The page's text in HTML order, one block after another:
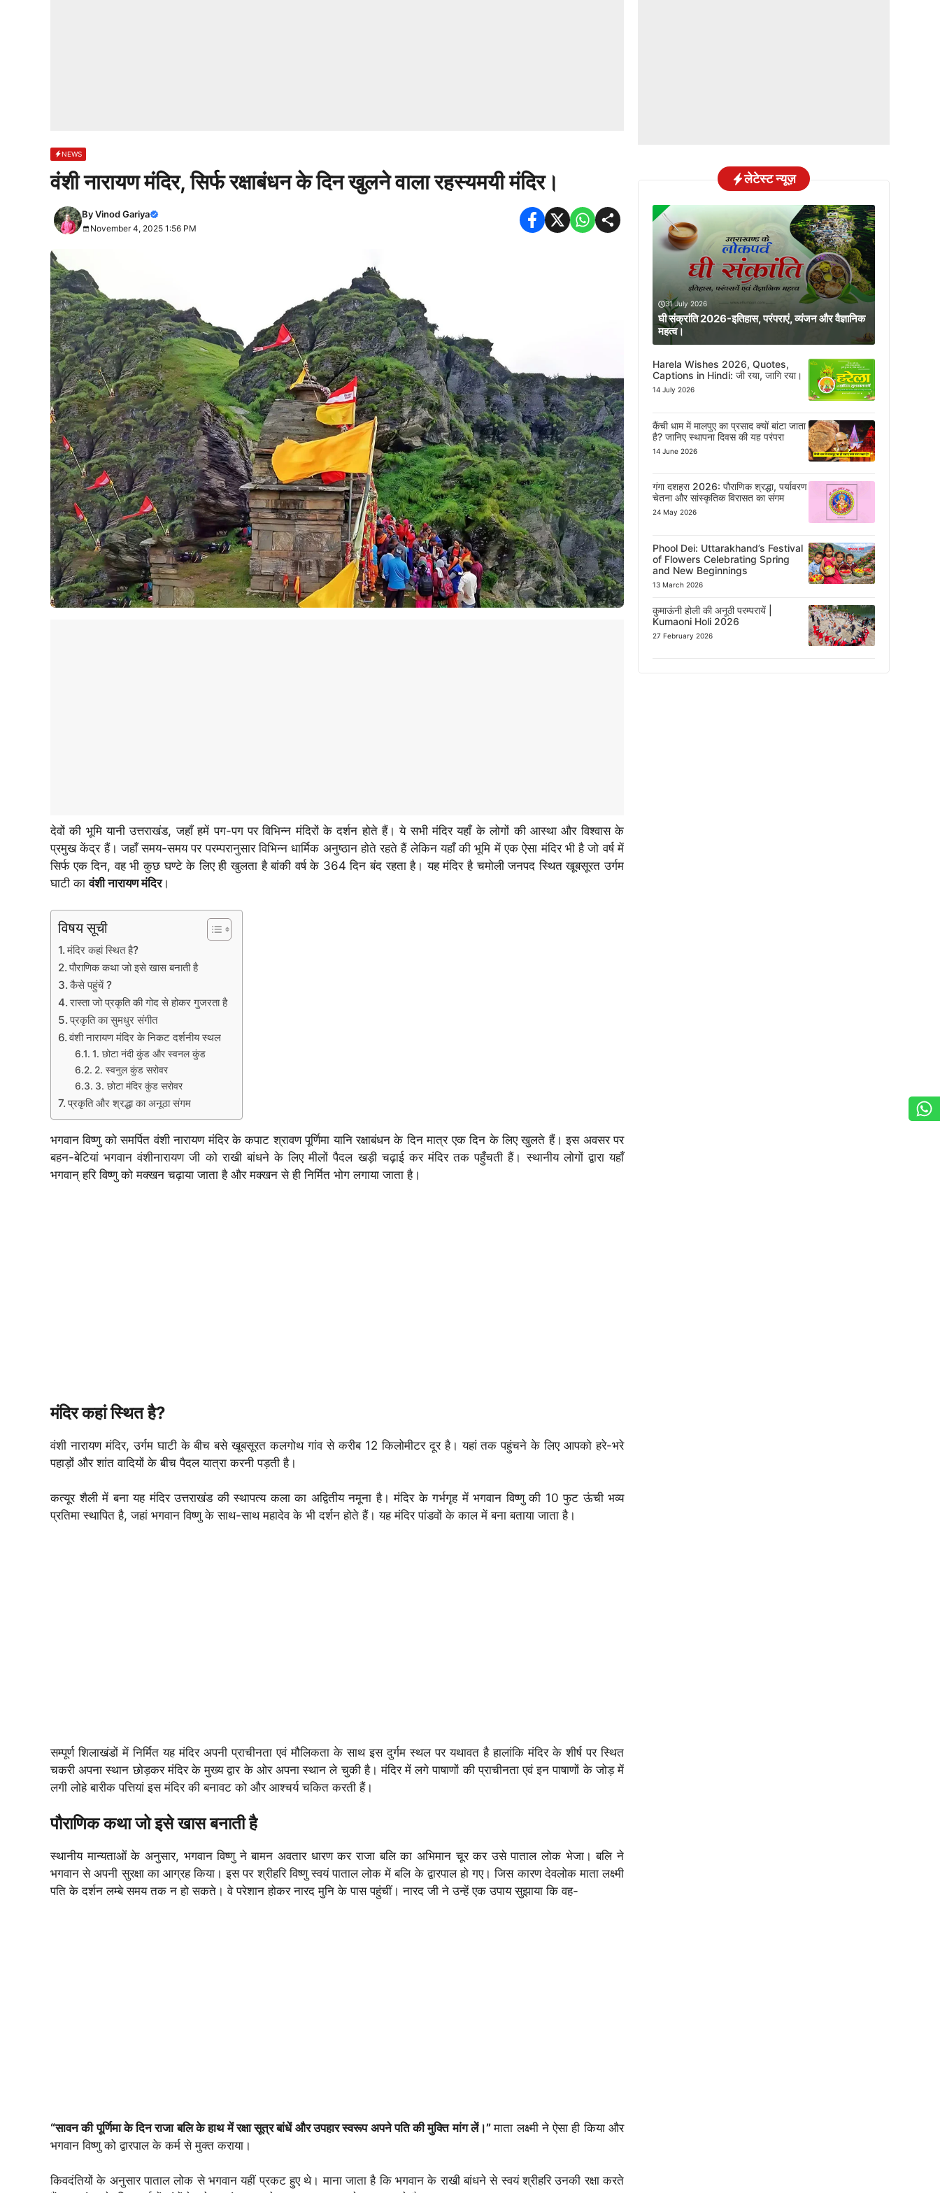
NEWS
वंशी नारायण मंदिर, सिर्फ रक्षाबंधन के दिन खुलने वाला रहस्यमयी मंदिर।
ByVinod Gariya
November 4, 2025 1:56 PM
देवों की भूमि यानी उत्तराखंड, जहाँ हमें पग-पग पर विभिन्न मंदिरों के दर्शन होते हैं। ये सभी मंदिर यहाँ के लोगों की आस्था और विश्वास के
प्रमुख केंद्र हैं। जहाँ समय-समय पर परम्परानुसार विभिन्न धार्मिक अनुष्ठान होते रहते हैं लेकिन यहाँ की भूमि में एक ऐसा मंदिर भी है जो वर्ष में
सिर्फ एक दिन, वह भी कुछ घण्टे के लिए ही खुलता है बांकी वर्ष के 364 दिन बंद रहता है। यह मंदिर है चमोली जनपद स्थित खूबसूरत उर्गम
घाटी कावंशी नारायण मंदिर।
विषय सूची
मंदिर कहां स्थित है?
पौराणिक कथा जो इसे खास बनाती है
कैसे पहुंचें ?
रास्ता जो प्रकृति की गोद से होकर गुजरता है
प्रकृति का सुमधुर संगीत
वंशी नारायण मंदिर के निकट दर्शनीय स्थल
1. छोटा नंदी कुंड और स्वनल कुंड
2. स्वनुल कुंड सरोवर
3. छोटा मंदिर कुंड सरोवर
प्रकृति और श्रद्धा का अनूठा संगम
भगवान विष्णु को समर्पित वंशी नारायण मंदिर के कपाट श्रावण पूर्णिमा यानि रक्षाबंधन के दिन मात्र एक दिन के लिए खुलते हैं। इस अवसर पर
बहन-बेटियां भगवान वंशीनारायण जी को राखी बांधने के लिए मीलों पैदल खड़ी चढ़ाई कर मंदिर तक पहुँचती हैं। स्थानीय लोगों द्वारा यहाँ
भगवान् हरि विष्णु को मक्खन चढ़ाया जाता है और मक्खन से ही निर्मित भोग लगाया जाता है।
मंदिर कहां स्थित है?
वंशी नारायण मंदिर, उर्गम घाटी के बीच बसे खूबसूरत कलगोथ गांव से करीब 12 किलोमीटर दूर है। यहां तक पहुंचने के लिए आपको हरे-भरे
पहाड़ों और शांत वादियों के बीच पैदल यात्रा करनी पड़ती है।
कत्यूर शैली में बना यह मंदिर उत्तराखंड की स्थापत्य कला का अद्वितीय नमूना है। मंदिर के गर्भगृह में भगवान विष्णु की 10 फुट ऊंची भव्य
प्रतिमा स्थापित है, जहां भगवान विष्णु के साथ-साथ महादेव के भी दर्शन होते हैं। यह मंदिर पांडवों के काल में बना बताया जाता है।
सम्पूर्ण शिलाखंडों में निर्मित यह मंदिर अपनी प्राचीनता एवं मौलिकता के साथ इस दुर्गम स्थल पर यथावत है हालांकि मंदिर के शीर्ष पर स्थित
चकरी अपना स्थान छोड़कर मंदिर के मुख्य द्वार के ओर अपना स्थान ले चुकी है। मंदिर में लगे पाषाणों की प्राचीनता एवं इन पाषाणों के जोड़ में
लगी लोहे बारीक पत्तियां इस मंदिर की बनावट को और आश्चर्य चकित करती हैं।
पौराणिक कथा जो इसे खास बनाती है
स्थानीय मान्यताओं के अनुसार, भगवान विष्णु ने बामन अवतार धारण कर राजा बलि का अभिमान चूर कर उसे पाताल लोक भेजा। बलि ने
भगवान से अपनी सुरक्षा का आग्रह किया। इस पर श्रीहरि विष्णु स्वयं पाताल लोक में बलि के द्वारपाल हो गए। जिस कारण देवलोक माता लक्ष्मी
पति के दर्शन लम्बे समय तक न हो सकते। वे परेशान होकर नारद मुनि के पास पहुंचीं। नारद जी ने उन्हें एक उपाय सुझाया कि वह-
“सावन की पूर्णिमा के दिन राजा बलि के हाथ में रक्षा सूत्र बांधें और उपहार स्वरूप अपने पति की मुक्ति मांग लें।”माता लक्ष्मी ने ऐसा ही किया और
भगवान विष्णु को द्वारपाल के कर्म से मुक्त कराया।
किवदंतियों के अनुसार पाताल लोक से भगवान यहीं प्रकट हुए थे। माना जाता है कि भगवान के राखी बांधने से स्वयं श्रीहरि उनकी रक्षा करते
लेटेस्ट न्यूज़
31 July 2026
घी संक्रांति 2026-इतिहास, परंपराएं, व्यंजन और वैज्ञानिक
महत्व।
Harela Wishes 2026, Quotes,
Captions in Hindi: जी रया, जागि रया।
14 July 2026
कैंची धाम में मालपुए का प्रसाद क्यों बांटा जाता
है? जानिए स्थापना दिवस की यह परंपरा
14 June 2026
गंगा दशहरा 2026: पौराणिक श्रद्धा, पर्यावरण
चेतना और सांस्कृतिक विरासत का संगम
24 May 2026
Phool Dei: Uttarakhand’s Festival
of Flowers Celebrating Spring
and New Beginnings
13 March 2026
कुमाऊंनी होली की अनूठी परम्परायें |
Kumaoni Holi 2026
27 February 2026